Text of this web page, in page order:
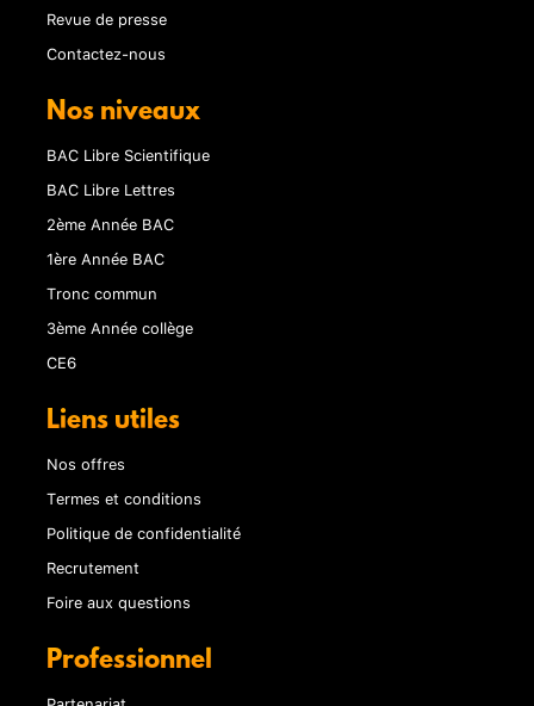
Revue de presse
Contactez-nous
Nos niveaux
BAC Libre Scientifique
BAC Libre Lettres
2ème Année BAC
1ère Année BAC
Tronc commun
3ème Année collège
CE6
Liens utiles
Nos offres
Termes et conditions
Politique de confidentialité
Recrutement
Foire aux questions
Professionnel